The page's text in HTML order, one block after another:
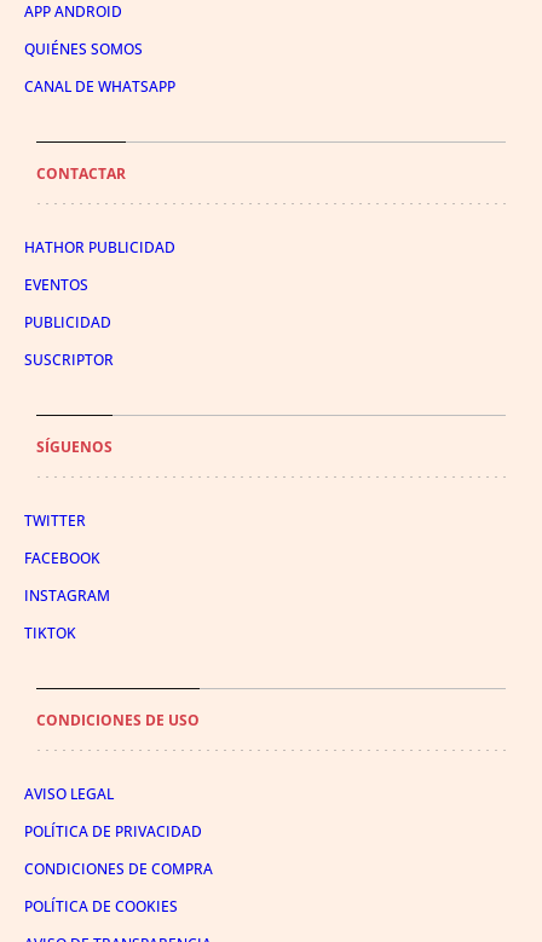
APP ANDROID
QUIÉNES SOMOS
CANAL DE WHATSAPP
CONTACTAR
HATHOR PUBLICIDAD
EVENTOS
PUBLICIDAD
SUSCRIPTOR
SÍGUENOS
TWITTER
FACEBOOK
INSTAGRAM
TIKTOK
CONDICIONES DE USO
AVISO LEGAL
POLÍTICA DE PRIVACIDAD
CONDICIONES DE COMPRA
POLÍTICA DE COOKIES